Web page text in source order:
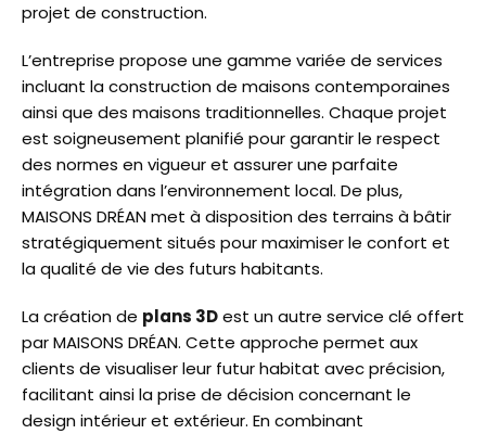
projet de construction.
L’entreprise propose une gamme variée de services
incluant la construction de maisons contemporaines
ainsi que des maisons traditionnelles. Chaque projet
est soigneusement planifié pour garantir le respect
des normes en vigueur et assurer une parfaite
intégration dans l’environnement local. De plus,
MAISONS DRÉAN met à disposition des terrains à bâtir
stratégiquement situés pour maximiser le confort et
la qualité de vie des futurs habitants.
La création de plans 3Dest un autre service clé offert
par MAISONS DRÉAN. Cette approche permet aux
clients de visualiser leur futur habitat avec précision,
facilitant ainsi la prise de décision concernant le
design intérieur et extérieur. En combinant